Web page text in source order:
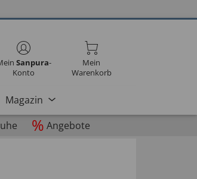
Sanpura-
Konto
Mein
Warenkorb
Magazin
% Angebote